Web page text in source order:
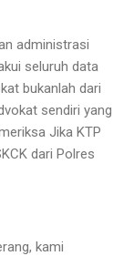
administrasi
seluruh data
bukanlah dari
sendiri yang
Jika KTP
dari Polres
kami